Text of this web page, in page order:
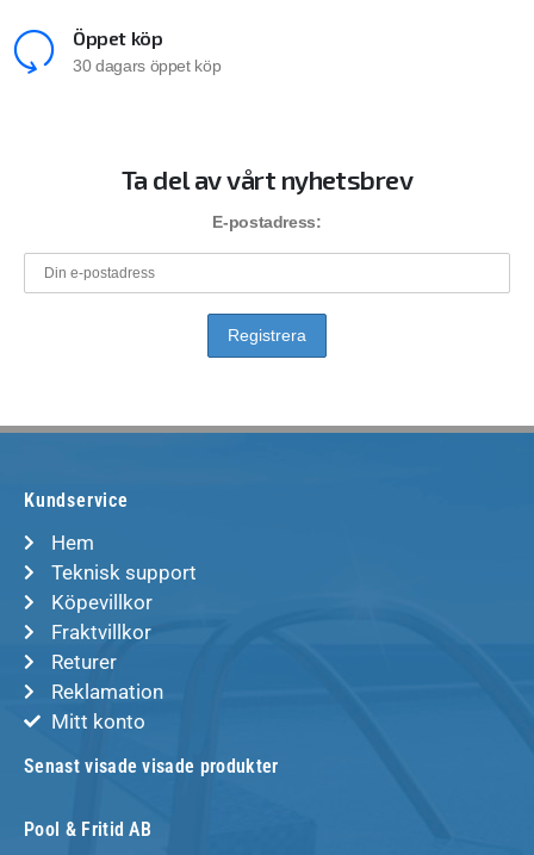
Öppet köp
30 dagars öppet köp
Ta del av vårt nyhetsbrev
E-postadress:
Kundservice
Hem
Teknisk support
Köpevillkor
Fraktvillkor
Returer
Reklamation
Mitt konto
Senast visade visade produkter
Pool & Fritid AB